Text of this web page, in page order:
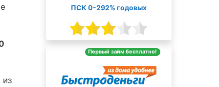
из
ПСК 0-292% годовых
Первый займ бесплатно!